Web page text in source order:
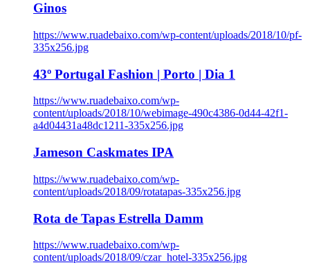
Ginos
https://www.ruadebaixo.com/wp-content/uploads/2018/10/pf-
335x256.jpg
43º Portugal Fashion | Porto | Dia 1
https://www.ruadebaixo.com/wp-
content/uploads/2018/10/webimage-490c4386-0d44-42f1-
a4d04431a48dc1211-335x256.jpg
Jameson Caskmates IPA
https://www.ruadebaixo.com/wp-
content/uploads/2018/09/rotatapas-335x256.jpg
Rota de Tapas Estrella Damm
https://www.ruadebaixo.com/wp-
content/uploads/2018/09/czar_hotel-335x256.jpg